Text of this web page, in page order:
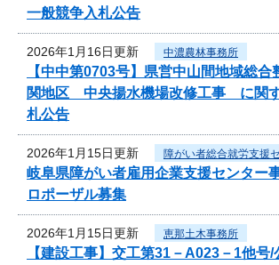
一般競争入札公告
2026年1月16日更新 中濃農林事務所
【中中第0703号】県営中山間地域総
関地区 中央揚水機場改修工事 に関
札公告
2026年1月15日更新 障がい者総合就労支援
岐阜県障がい者雇用企業支援センター
ロポーザル募集
2026年1月15日更新 恵那土木事務所
【建設工事】交工第31－A023－1他